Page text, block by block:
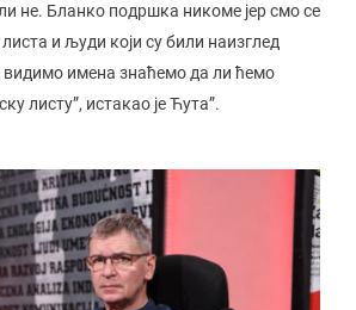
не. Бланко подршка никоме јер смо се
и људи који су били наизглед
видимо имена знаћемо да ли ћемо
листу”, истакао је Ћута”.